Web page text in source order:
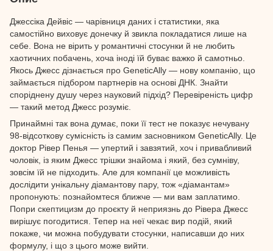
Джессіка Дейвіс — чарівниця даних і статистики, яка
самостійно виховує донечку й звикла покладатися лише на
себе. Вона не вірить у романтичні стосунки й не любить
хаотичних побачень, хоча іноді їй буває важко й самотньо.
Якось Джесс дізнається про GeneticAlly — нову компанію, що
займається підбором партнерів на основі ДНК. Знайти
споріднену душу через науковий підхід? Перевіреність цифр
— такий метод Джесс розуміє.
Принаймні так вона думає, поки її тест не показує нечувану
98-відсоткову сумісність із самим засновником GeneticAlly. Це
доктор Рівер Пенья — упертий і завзятий, хоч і привабливий
чоловік, із яким Джесс трішки знайома і який, без сумніву,
зовсім їй не підходить. Але для компанії це можливість
дослідити унікальну діамантову пару, тож «діамантам»
пропонують: познайомтеся ближче — ми вам заплатимо.
Попри скептицизм до проєкту й неприязнь до Рівера Джесс
вирішує погодитися. Тепер на неї чекає вир подій, який
покаже, чи можна побудувати стосунки, написавши до них
формулу, і що з цього може вийти.